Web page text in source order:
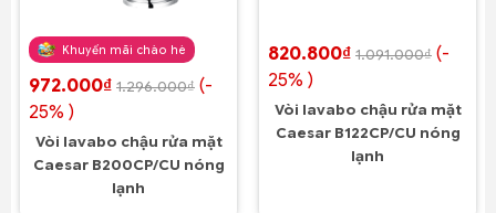
Khuyến mãi chào hè
972.000₫ 1.296.000₫ (-
25% )
Vòi lavabo chậu rửa mặt
Caesar B200CP/CU nóng
lạnh
820.800₫ 1.091.000₫ (-
25% )
Vòi lavabo chậu rửa mặt
Caesar B122CP/CU nóng
lạnh